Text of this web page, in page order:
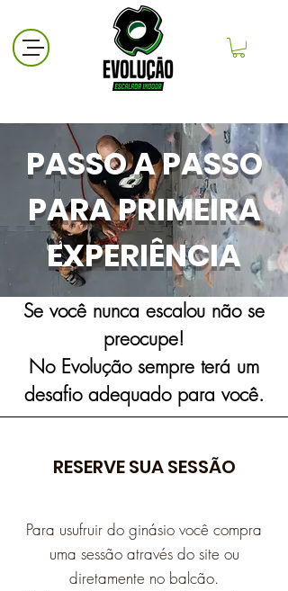
PASSO A PASSO
PARA PRIMEIRA
EXPERIÊNCIA
Se você nunca escalou não se
preocupe!
No Evolução sempre terá um
desafio adequado para você.
RESERVE SUA SESSÃO
Para usufruir do ginásio você compra
uma sessão através do site ou
diretamente no balcão.